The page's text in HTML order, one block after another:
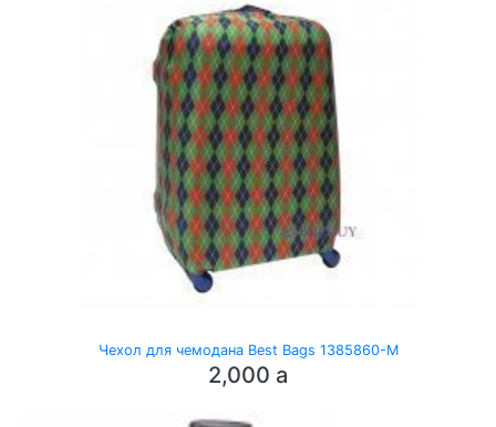
Чехол для чемодана Best Bags 1385860-M
2,000 a